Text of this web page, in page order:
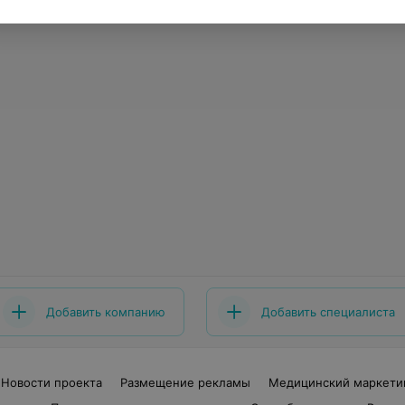
Добавить компанию Добавить специалиста
Новости проекта Размещение рекламы
Медицинский